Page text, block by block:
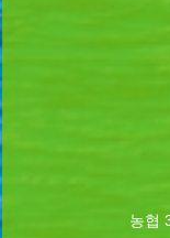
농협